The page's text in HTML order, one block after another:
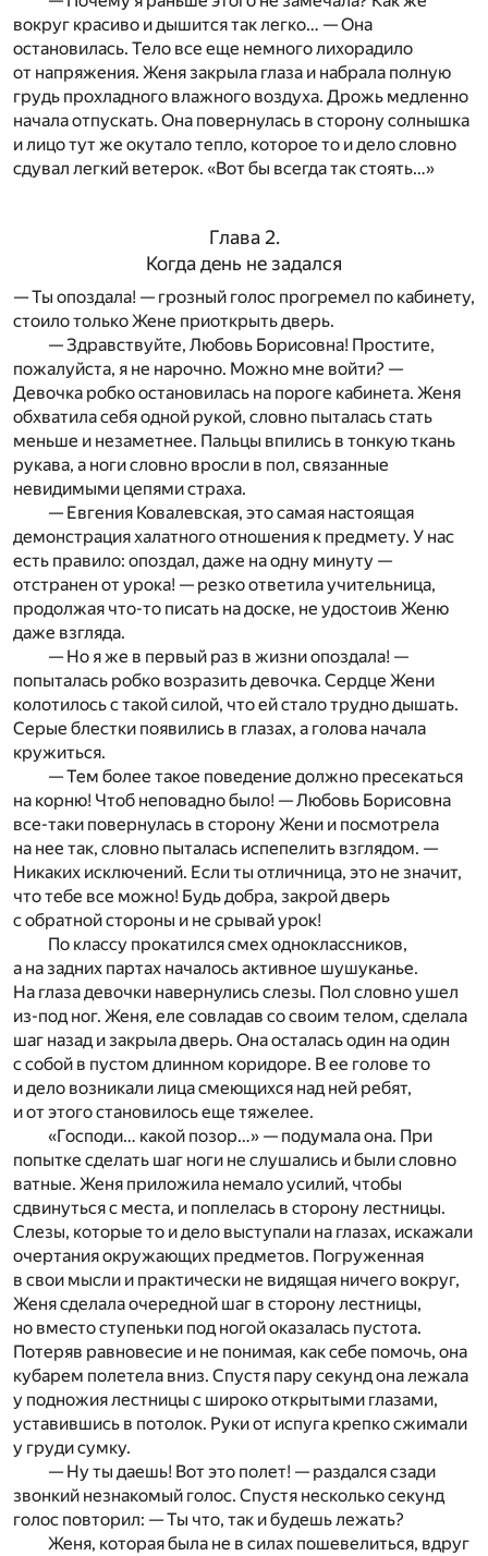
вокруг красиво и дышится так легко… — Она
остановилась. Тело все еще немного лихорадило
от напряжения. Женя закрыла глаза и набрала полную
грудь прохладного влажного воздуха. Дрожь медленно
начала отпускать. Она повернулась в сторону солнышка
и лицо тут же окутало тепло, которое то и дело словно
сдувал легкий ветерок. «Вот бы всегда так стоять…»
Глава 2.
Когда день не задался
— Ты опоздала! — грозный голос прогремел по кабинету,
стоило только Жене приоткрыть дверь.
— Здравствуйте, Любовь Борисовна! Простите,
пожалуйста, я не нарочно. Можно мне войти? —
Девочка робко остановилась на пороге кабинета. Женя
обхватила себя одной рукой, словно пыталась стать
меньше и незаметнее. Пальцы впились в тонкую ткань
рукава, а ноги словно вросли в пол, связанные
невидимыми цепями страха.
— Евгения Ковалевская, это самая настоящая
демонстрация халатного отношения к предмету. У нас
есть правило: опоздал, даже на одну минуту —
отстранен от урока! — резко ответила учительница,
продолжая что-то писать на доске, не удостоив Женю
даже взгляда.
— Но я же в первый раз в жизни опоздала! —
попыталась робко возразить девочка. Сердце Жени
колотилось с такой силой, что ей стало трудно дышать.
Серые блестки появились в глазах, а голова начала
кружиться.
— Тем более такое поведение должно пресекаться
на корню! Чтоб неповадно было! — Любовь Борисовна
все-таки повернулась в сторону Жени и посмотрела
на нее так, словно пыталась испепелить взглядом. —
Никаких исключений. Если ты отличница, это не значит,
что тебе все можно! Будь добра, закрой дверь
с обратной стороны и не срывай урок!
По классу прокатился смех одноклассников,
а на задних партах началось активное шушуканье.
На глаза девочки навернулись слезы. Пол словно ушел
из-под ног. Женя, еле совладав со своим телом, сделала
шаг назад и закрыла дверь. Она осталась один на один
с собой в пустом длинном коридоре. В ее голове то
и дело возникали лица смеющихся над ней ребят,
и от этого становилось еще тяжелее.
«Господи… какой позор…» — подумала она. При
попытке сделать шаг ноги не слушались и были словно
ватные. Женя приложила немало усилий, чтобы
сдвинуться с места, и поплелась в сторону лестницы.
Слезы, которые то и дело выступали на глазах, искажали
очертания окружающих предметов. Погруженная
в свои мысли и практически не видящая ничего вокруг,
Женя сделала очередной шаг в сторону лестницы,
но вместо ступеньки под ногой оказалась пустота.
Потеряв равновесие и не понимая, как себе помочь, она
кубарем полетела вниз. Спустя пару секунд она лежала
у подножия лестницы с широко открытыми глазами,
уставившись в потолок. Руки от испуга крепко сжимали
у груди сумку.
— Ну ты даешь! Вот это полет! — раздался сзади
звонкий незнакомый голос. Спустя несколько секунд
голос повторил: — Ты что, так и будешь лежать?
Женя, которая была не в силах пошевелиться, вдруг